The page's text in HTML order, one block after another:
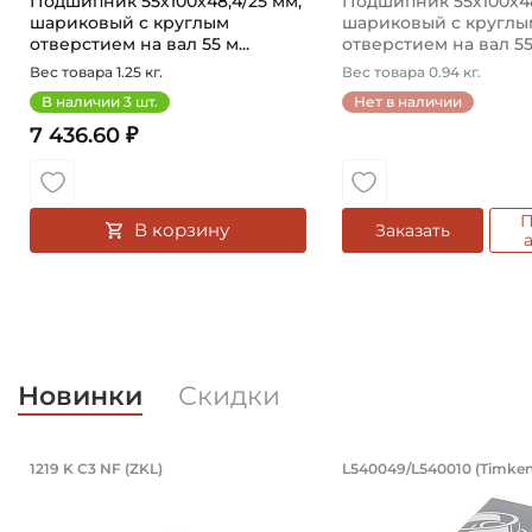
шариковый с круглым
отверстием на вал 55 м...
Вес товара 1.25 кг.
В наличии 3 шт.
7 436.60 ₽
В корзину
шариковый с
отверстием на вал
Вес товара 0.94 кг.
Нет в наличии
Заказать
Новинки Скидки
Подшипник 95х170х32 мм,
1219 K C3 NF (ZKL) Подшипник
L540049/L540010